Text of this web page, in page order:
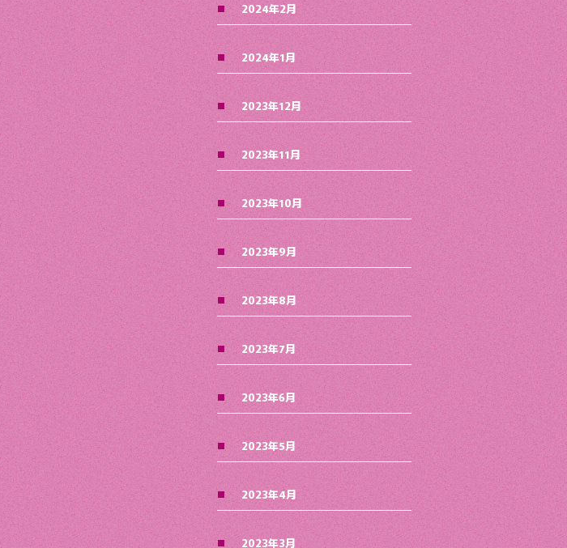
2024年2月
2024年1月
2023年12月
2023年11月
2023年10月
2023年9月
2023年8月
2023年7月
2023年6月
2023年5月
2023年4月
2023年3月